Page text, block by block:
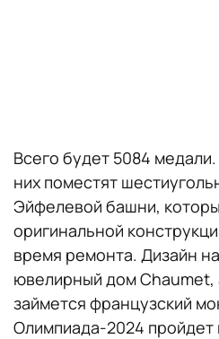
Всего будет 5084
них поместят
Эйфелевой башни,
оригинальной
время ремонта. Дизайн
ювелирный дом Chaumet,
займется французский
Олимпиада-2024